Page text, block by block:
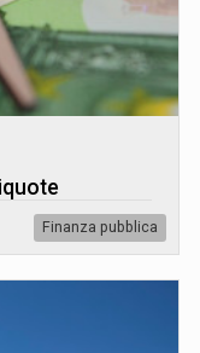
Finanza pubblica